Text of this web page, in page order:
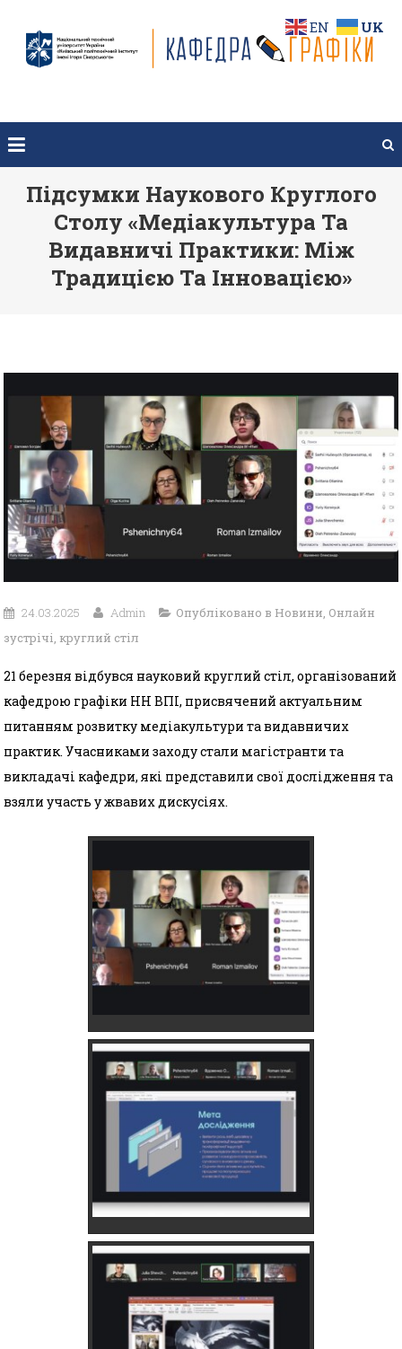
вмісту
Підсумки Наукового Круглого
Столу «Медіакультура Та
Видавничі Практики: Між
Традицією Та Інновацією»
24.03.2025 Admin Опубліковано в Новини, Онлайн
зустрічі, круглий стіл
21 березня відбувся науковий круглий стіл, організований
кафедрою графіки НН ВПІ, присвячений актуальним
питанням розвитку медіакультури та видавничих
практик. Учасниками заходу стали магістранти та
викладачі кафедри, які представили свої дослідження та
взяли участь у жвавих дискусіях.
EN UK